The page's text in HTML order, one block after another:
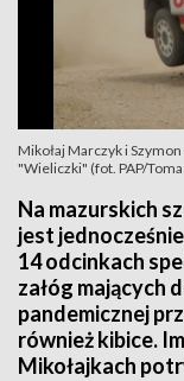
Mikołaj Marczyk i
"Wieliczki" (fot. PAP/
Na mazurskich
jest
14 odcinkach
załóg mających
pandemicznej
również kibice.
Mikołajkach